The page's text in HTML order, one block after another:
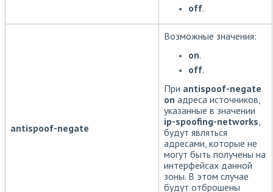
off.
antispoof-negate
Возможные значения:
on.
off.
При antispoof-negate
on адреса источников,
указанные в значении
ip-spoofing-networks
будут являться
адресами, которые не
могут быть получены на
интерфейсах данной
зоны. В этом случае
будут отброшены